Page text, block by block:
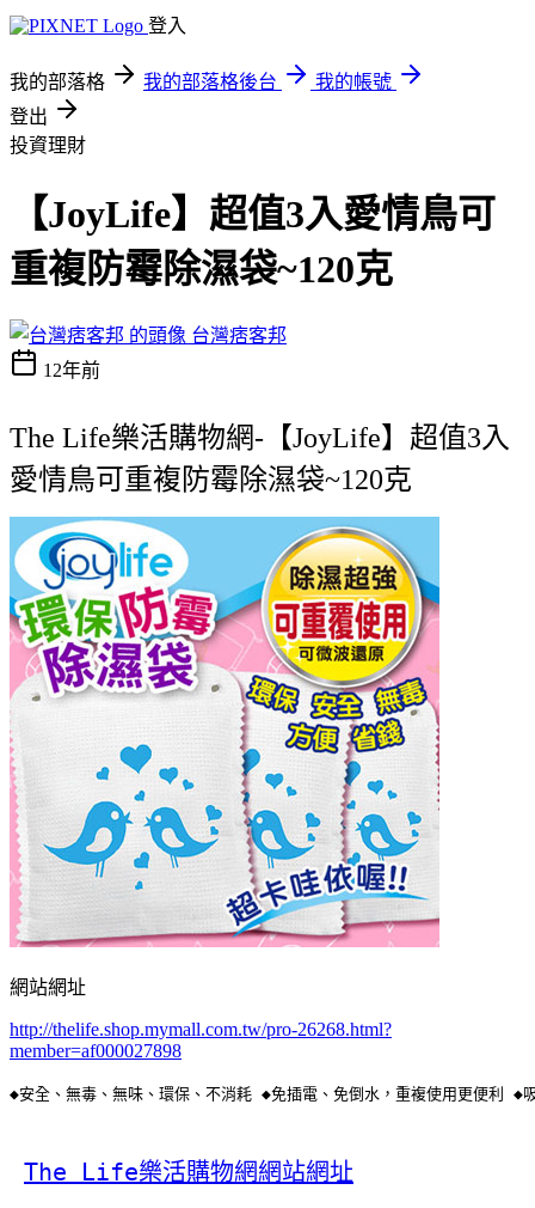
登入
我的部落格 我的部落格後台
我的帳號
登出
投資理財
【JoyLife】超值3入愛情鳥可
重複防霉除濕袋~120克
台灣痞客邦
12年前
The Life樂活購物網-【JoyLife】超值3入
愛情鳥可重複防霉除濕袋~120克
網站網址
http://thelife.shop.mymall.com.tw/pro-26268.html?
member=af000027898
◆安全、無毒、無味、環保、不消耗 ◆免插電、免倒水，重複使用更便利
The Life樂活購物網網站網址